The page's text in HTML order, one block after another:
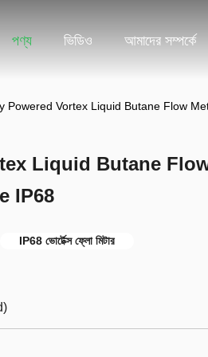
পণ্য ভিডিও আমাদের সম্পর্কে
Powered Vortex Liquid Butane Flow
Liquid Butane
IP68
IP68 ভোর্টেক্স ফ্লো মিটার